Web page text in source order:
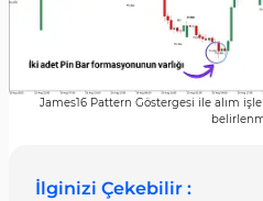
James16 Pattern Göstergesi ile alım
İlginizi Çekebilir :